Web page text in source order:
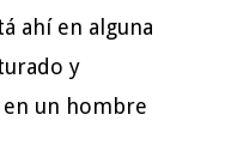
ahí en alguna
y
un hombre